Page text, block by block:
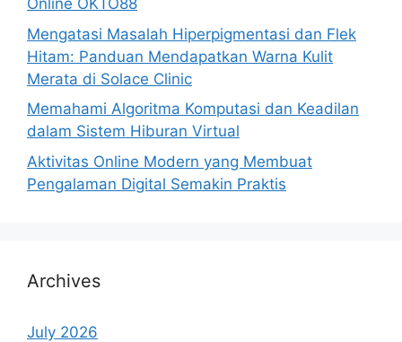
Online OKTO88
Mengatasi Masalah Hiperpigmentasi dan Flek
Hitam: Panduan Mendapatkan Warna Kulit
Merata di Solace Clinic
Memahami Algoritma Komputasi dan Keadilan
dalam Sistem Hiburan Virtual
Aktivitas Online Modern yang Membuat
Pengalaman Digital Semakin Praktis
Archives
July 2026